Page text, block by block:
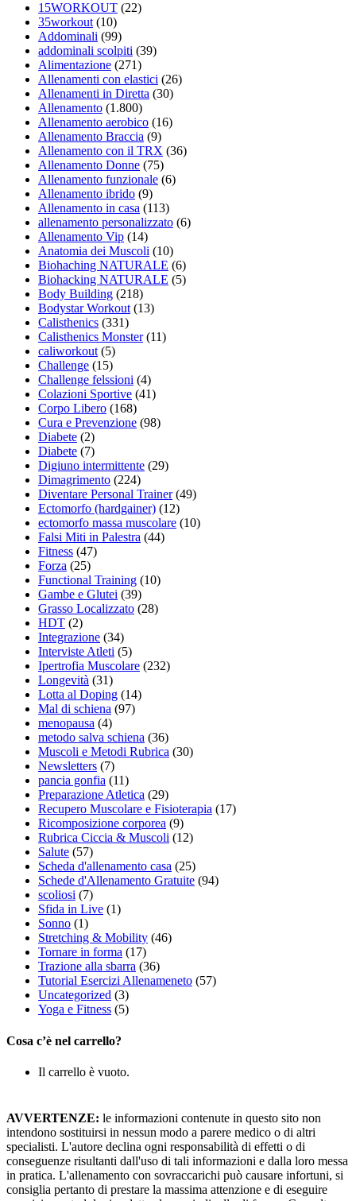
15WORKOUT (22)
35workout(10)
Addominali (99)
addominali scolpiti (39)
Alimentazione (271)
Allenamenti con elastici (26)
Allenamenti in Diretta (30)
Allenamento (1.800)
Allenamento aerobico (16)
Allenamento Braccia (9)
Allenamento con il TRX (36)
Allenamento Donne (75)
Allenamento funzionale (6)
Allenamento ibrido (9)
Allenamento in casa (113)
allenamento personalizzato (6)
Allenamento Vip (14)
Anatomia dei Muscoli (10)
Biohaching NATURALE (6)
Biohacking NATURALE (5)
Body Building (218)
Bodystar Workout(13)
Calisthenics (331)
Calisthenics Monster(11)
caliworkout(5)
Challenge (15)
Challenge felssioni (4)
Colazioni Sportive (41)
Corpo Libero (168)
Cura e Prevenzione (98)
Diabete (2)
Diabete (7)
Digiuno intermittente (29)
Dimagrimento (224)
Diventare Personal Trainer(49)
Ectomorfo (hardgainer) (12)
ectomorfo massa muscolare (10)
Falsi Miti in Palestra (44)
Fitness (47)
Forza (25)
Functional Training (10)
Gambe e Glutei (39)
Grasso Localizzato (28)
HDT (2)
Integrazione (34)
Interviste Atleti (5)
Ipertrofia Muscolare (232)
Longevità (31)
Lotta al Doping (14)
Mal di schiena (97)
menopausa (4)
metodo salva schiena (36)
Muscoli e Metodi Rubrica (30)
Newsletters (7)
pancia gonfia (11)
Preparazione Atletica (29)
Recupero Muscolare e Fisioterapia (17)
Ricomposizione corporea (9)
Rubrica Ciccia & Muscoli (12)
Salute (57)
Scheda d'allenamento casa (25)
Schede d'Allenamento Gratuite (94)
scoliosi (7)
Sfida in Live (1)
Sonno (1)
Stretching & Mobility (46)
Tornare in forma (17)
Trazione alla sbarra (36)
Tutorial Esercizi Allenameneto (57)
Uncategorized (3)
Yoga e Fitness (5)
Cosa c’è nel carrello?
Il carrello è vuoto.
AVVERTENZE: le informazioni contenute in questo sito non
intendono sostituirsi in nessun modo a parere medico o di altri
specialisti. L'autore declina ogni responsabilità di effetti o di
conseguenze risultanti dall'uso di tali informazioni e dalla loro messa
in pratica. L'allenamento con sovraccarichi può causare infortuni, si
consiglia pertanto di prestare la massima attenzione e di eseguire